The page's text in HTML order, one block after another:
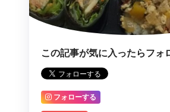
この記事が気に入ったらフォ
フォローする